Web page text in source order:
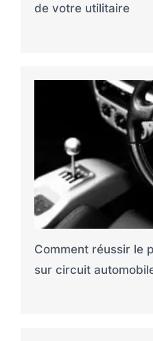
de votre utilitaire
Comment réussir le
sur circuit